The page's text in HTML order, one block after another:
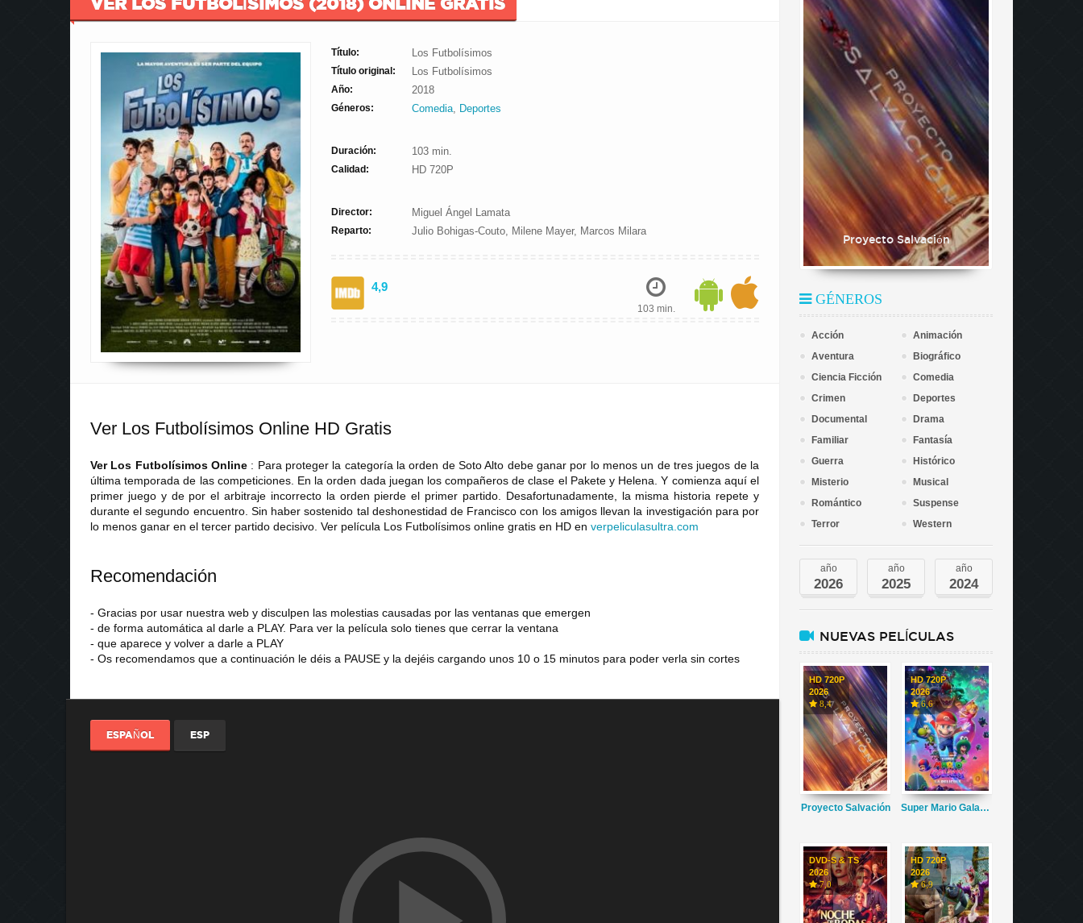
Título: Los Futbolísimos
Título original: Los Futbolísimos
Año: 2018
Géneros: Comedia, Deportes
Duración: 103 min.
Calidad: HD 720P
Director: Miguel Ángel Lamata
Reparto: Julio Bohigas-Couto, Milene Mayer, Marcos Milara
4,9
103 min.
Ver Los Futbolísimos Online HD Gratis
Ver Los Futbolísimos Online : Para proteger la categoría la orden de Soto Alto debe ganar por lo menos un de tres juegos de la
última temporada de las competiciones. En la orden dada juegan los compañeros de clase el Pakete y Helena. Y comienza aquí el
primer juego y de por el arbitraje incorrecto la orden pierde el primer partido. Desafortunadamente, la misma historia repete y
durante el segundo encuentro. Sin haber sostenido tal deshonestidad de Francisco con los amigos llevan la investigación para por
lo menos ganar en el tercer partido decisivo. Ver película Los Futbolísimos online gratis en HD en verpeliculasultra com
Recomendación
- Gracias por usar nuestra web y disculpen las molestias causadas por las ventanas que emergen
- de forma automática al darle a PLAY. Para ver la película solo tienes que cerrar la ventana
- que aparece y volver a darle a PLAY
- Os recomendamos que a continuación le déis a PAUSE y la dejéis cargando unos 10 o 15 minutos para poder verla sin cortes
ESPAÑOL ESP
Proyecto Salvación
GÉNEROS
Acción
Animación
Aventura
Biográfico
Ciencia Ficción
Comedia
Crimen
Deportes
Documental
Drama
Familiar
Fantasía
Guerra
Histórico
Misterio
Musical
Romántico
Suspense
Terror
Western
año
2026
año
2025
año
2024
NUEVAS PELÍCULAS
HD 720P
2026
8,4
Proyecto Salvación
HD 720P
2026
6,6
Super Mario Galaxy La Película
DVD-S & TS
2026
7,0
HD 720P
2026
6,9